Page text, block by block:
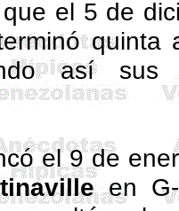
el 5 de
así sus
el 9 de
en G-